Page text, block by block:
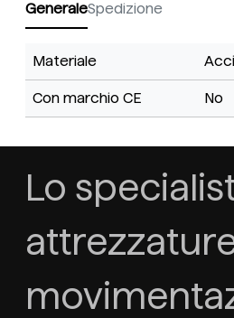
GeneraleSpedizione
Materiale
Con marchio CE No
Lo